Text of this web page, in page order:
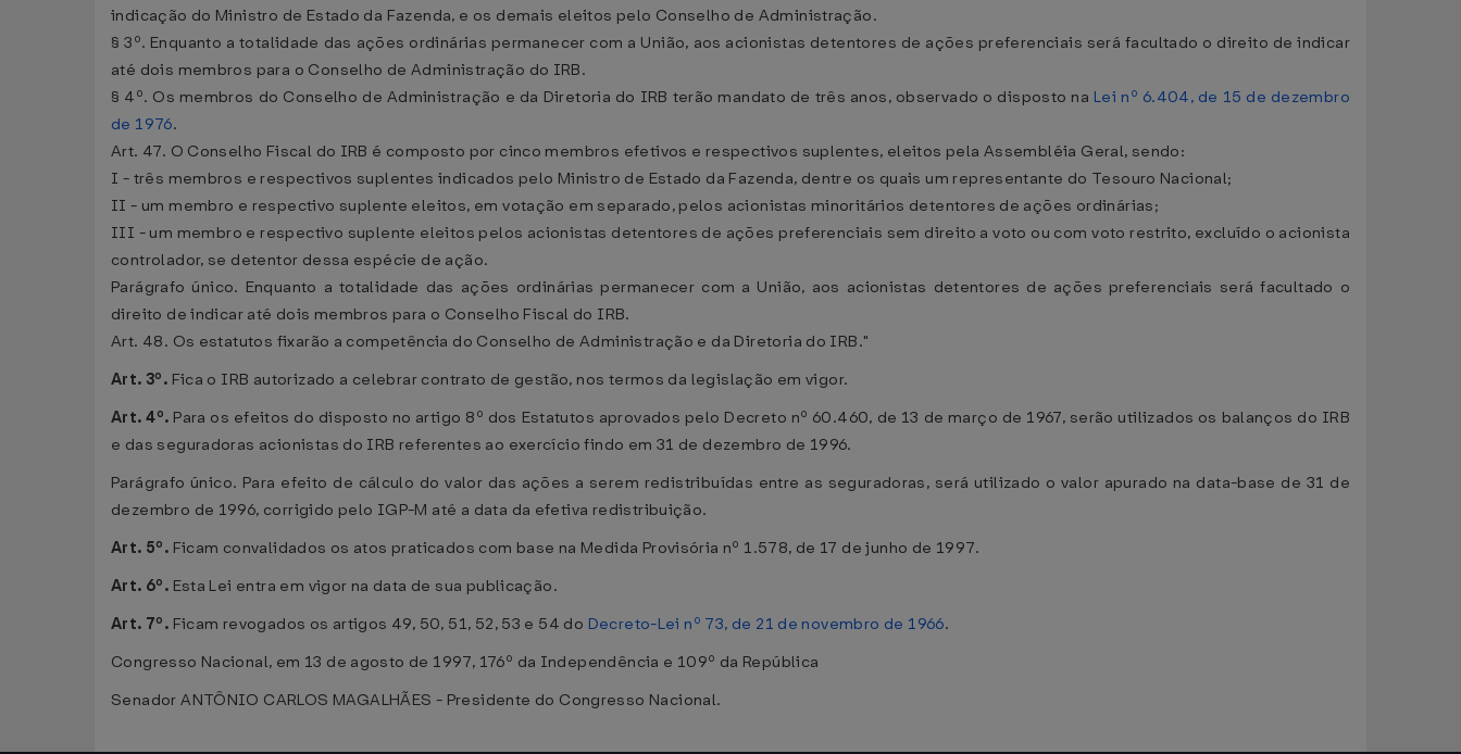
indicação do Ministro de Estado da Fazenda, e os demais eleitos pelo Conselho de Administração.
§ 3º. Enquanto a totalidade das ações ordinárias permanecer com a União, aos acionistas detentores de ações preferenciais será facultado o direito de indicar
até dois membros para o Conselho de Administração do IRB.
§ 4º. Os membros do Conselho de Administração e da Diretoria do IRB terão mandato de três anos, observado o disposto na Lei nº 6.404, de 15 de dezembro
de 1976.
Art. 47. O Conselho Fiscal do IRB é composto por cinco membros efetivos e respectivos suplentes, eleitos pela Assembléia Geral, sendo:
I - três membros e respectivos suplentes indicados pelo Ministro de Estado da Fazenda, dentre os quais um representante do Tesouro Nacional;
II - um membro e respectivo suplente eleitos, em votação em separado, pelos acionistas minoritários detentores de ações ordinárias;
III - um membro e respectivo suplente eleitos pelos acionistas detentores de ações preferenciais sem direito a voto ou com voto restrito, excluído o acionista
controlador, se detentor dessa espécie de ação.
Parágrafo único. Enquanto a totalidade das ações ordinárias permanecer com a União, aos acionistas detentores de ações preferenciais será facultado o
direito de indicar até dois membros para o Conselho Fiscal do IRB.
Art. 48. Os estatutos fixarão a competência do Conselho de Administração e da Diretoria do IRB."
Art. 3º. Fica o IRB autorizado a celebrar contrato de gestão, nos termos da legislação em vigor.
Art. 4º. Para os efeitos do disposto no artigo 8º dos Estatutos aprovados pelo Decreto nº 60.460, de 13 de março de 1967, serão utilizados os balanços do IRB
e das seguradoras acionistas do IRB referentes ao exercício findo em 31 de dezembro de 1996.
Parágrafo único. Para efeito de cálculo do valor das ações a serem redistribuídas entre as seguradoras, será utilizado o valor apurado na data-base de 31 de
dezembro de 1996, corrigido pelo IGP-M até a data da efetiva redistribuição.
Art. 5º. Ficam convalidados os atos praticados com base na Medida Provisória nº 1.578, de 17 de junho de 1997.
Art. 6º. Esta Lei entra em vigor na data de sua publicação.
Art. 7º. Ficam revogados os artigos 49, 50, 51, 52, 53 e 54 do Decreto-Lei nº 73, de 21 de novembro de 1966.
Congresso Nacional, em 13 de agosto de 1997, 176º da Independência e 109º da República
Senador ANTÔNIO CARLOS MAGALHÃES - Presidente do Congresso Nacional.